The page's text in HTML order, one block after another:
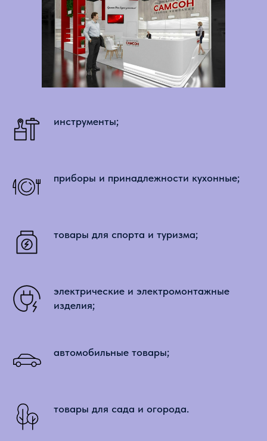
инструменты;
приборы и принадлежности кухонные;
товары для спорта и туризма;
электрические и электромонтажные
изделия;
автомобильные товары;
товары для сада и огорода.